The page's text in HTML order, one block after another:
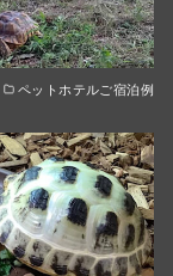
ペットホテルご宿泊例